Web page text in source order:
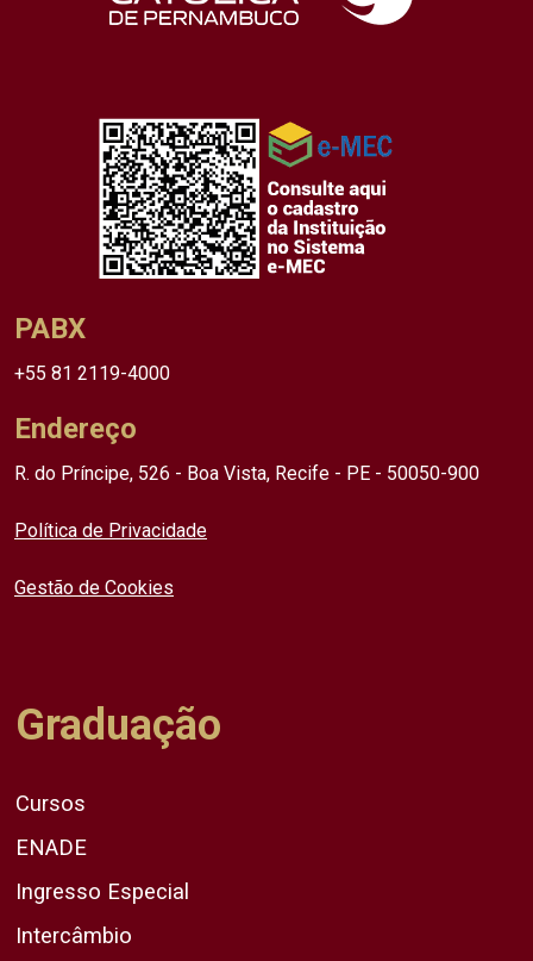
PABX
+55 81 2119-4000
Endereço
R. do Príncipe, 526 - Boa Vista, Recife - PE - 50050-900
Política de Privacidade
Gestão de Cookies
Graduação
Cursos
ENADE
Ingresso Especial
Intercâmbio